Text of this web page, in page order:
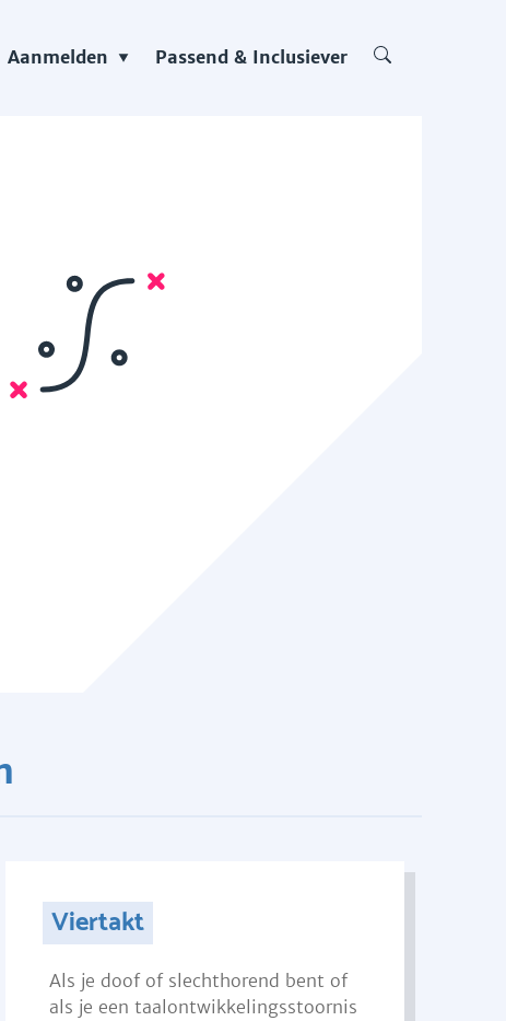
Aanmelden Passend & Inclusiever
Viertakt
Als je doof of slechthorend bent of
als je een taalontwikkelingsstoornis